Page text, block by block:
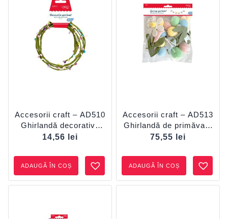
Accesorii craft – AD510
Ghirlandă decorativă
DACO
14,56 lei
ADAUGĂ ÎN COȘ
Accesorii craft – AD513
Ghirlandă de primăvară
DACO
75,55 lei
ADAUGĂ ÎN COȘ